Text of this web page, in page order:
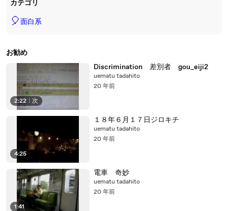
カテゴリ
🎈面白系
お勧め
2:22 次
Discrimination 差別者 gou_eiji2
uematu tadahito
20 年前
4:25
１８年６月１７日ジロキチ
uematu tadahito
20 年前
1:41
電車 奇妙
uematu tadahito
20 年前